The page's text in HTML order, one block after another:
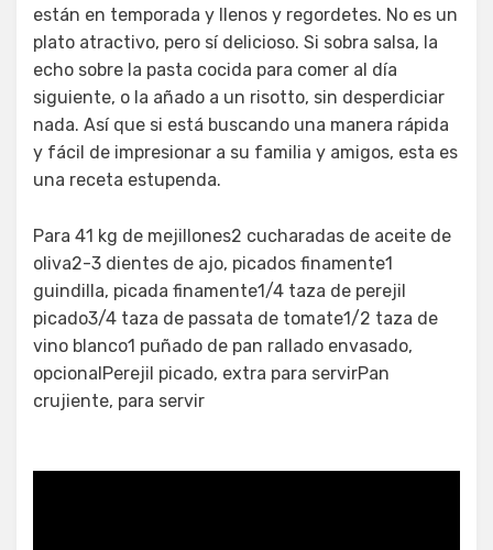
están en temporada y llenos y regordetes. No es un
plato atractivo, pero sí delicioso. Si sobra salsa, la
echo sobre la pasta cocida para comer al día
siguiente, o la añado a un risotto, sin desperdiciar
nada. Así que si está buscando una manera rápida
y fácil de impresionar a su familia y amigos, esta es
una receta estupenda.
Para 41 kg de mejillones2 cucharadas de aceite de
oliva2-3 dientes de ajo, picados finamente1
guindilla, picada finamente1/4 taza de perejil
picado3/4 taza de passata de tomate1/2 taza de
vino blanco1 puñado de pan rallado envasado,
opcionalPerejil picado, extra para servirPan
crujiente, para servir